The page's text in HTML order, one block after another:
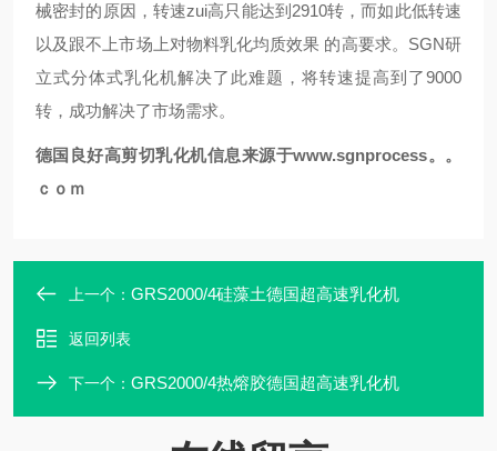
械密封的原因，转速zui高只能达到2910转，而如此低转速
以及跟不上市场上对物料乳化均质效果 的高要求。 SGN研
立式分体式乳化机解决了此难题，将转速提高到了9000
转，成功解决了市场需求。
德国良好高剪切乳化机信息来源于www.sgnprocess。。
ｃｏｍ
上一个： GRS2000/4硅藻土德国超高速乳化机
返回列表
下一个： GRS2000/4热熔胶德国超高速乳化机